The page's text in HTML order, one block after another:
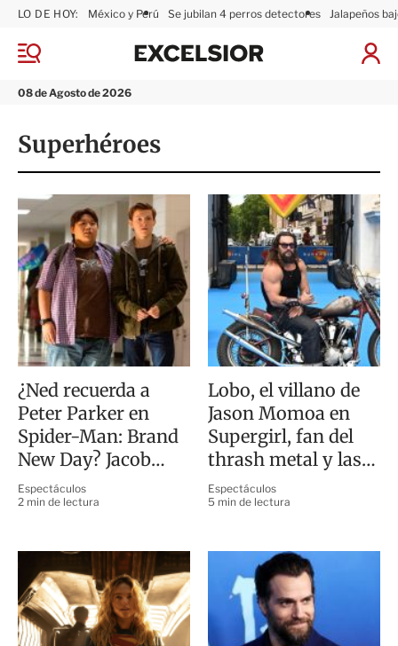
M
n
08 de Agosto de 2026
LO DE HOY: México y Perú Se jubilan 4 perros detectores Jalapeños
I
S
e
s
i
x
r
Superhéroes
¿Ned recuerda a
Peter Parker en
Spider-Man: Brand
New Day? Jacob
Batalon responde
Espectáculos
2 min de lectura
Lobo, el villano de
Jason Momoa en
Supergirl, fan del
thrash metal y las
motos
Espectáculos
5 min de lectura